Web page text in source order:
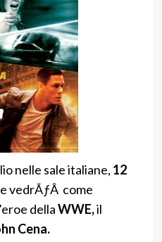
nelle sale italiane, 12
vedrÃƒÂ come
dellaWWE,il
Cena.